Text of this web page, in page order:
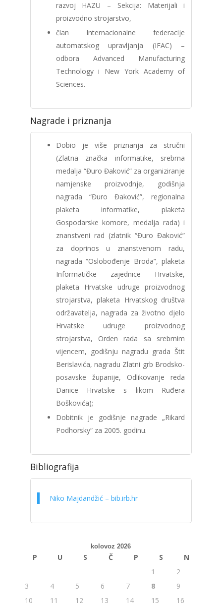
razvoj HAZU – Sekcija: Materijali i
proizvodno strojarstvo,
član Internacionalne federacije
automatskog upravljanja (IFAC) –
odbora Advanced Manufacturing
Technology i New York Academy of
Sciences.
Nagrade i priznanja
Dobio je više priznanja za stručni
(Zlatna značka informatike, srebrna
medalja “Đuro Đaković” za organiziranje
namjenske proizvodnje, godišnja
nagrada “Đuro Đaković”, regionalna
plaketa informatike, plaketa
Gospodarske komore, medalja rada) i
znanstveni rad (zlatnik “Đuro Đaković”
za doprinos u znanstvenom radu,
nagrada “Oslobođenje Broda”, plaketa
Informatičke zajednice Hrvatske,
plaketa Hrvatske udruge proizvodnog
strojarstva, plaketa Hrvatskog društva
održavatelja, nagrada za životno djelo
Hrvatske udruge proizvodnog
strojarstva, Orden rada sa srebrnim
vijencem, godišnju nagradu grada Štit
Berislavića, nagradu Zlatni grb Brodsko-
posavske županije, Odlikovanje reda
Danice Hrvatske s likom Ruđera
Boškovića);
Dobitnik je godišnje nagrade „Rikard
Podhorsky“ za 2005. godinu.
Bibliografija
Niko Majdandžić – bib.irb.hr
kolovoz 2026
P U S Č P S
N
1
2
3
4 5 6 7 8
9
10
11 12 13 14 15
16